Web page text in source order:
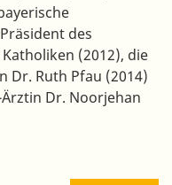
des
(2012), die
Dr. Ruth Pfau (2014)
Dr. Noorjehan